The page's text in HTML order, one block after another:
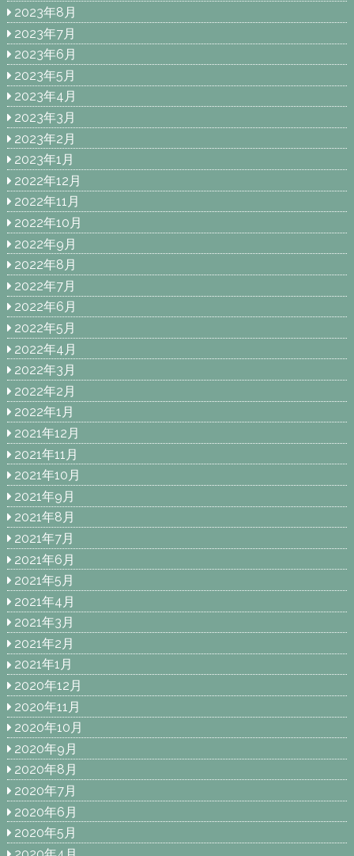
2023年8月
2023年7月
2023年6月
2023年5月
2023年4月
2023年3月
2023年2月
2023年1月
2022年12月
2022年11月
2022年10月
2022年9月
2022年8月
2022年7月
2022年6月
2022年5月
2022年4月
2022年3月
2022年2月
2022年1月
2021年12月
2021年11月
2021年10月
2021年9月
2021年8月
2021年7月
2021年6月
2021年5月
2021年4月
2021年3月
2021年2月
2021年1月
2020年12月
2020年11月
2020年10月
2020年9月
2020年8月
2020年7月
2020年6月
2020年5月